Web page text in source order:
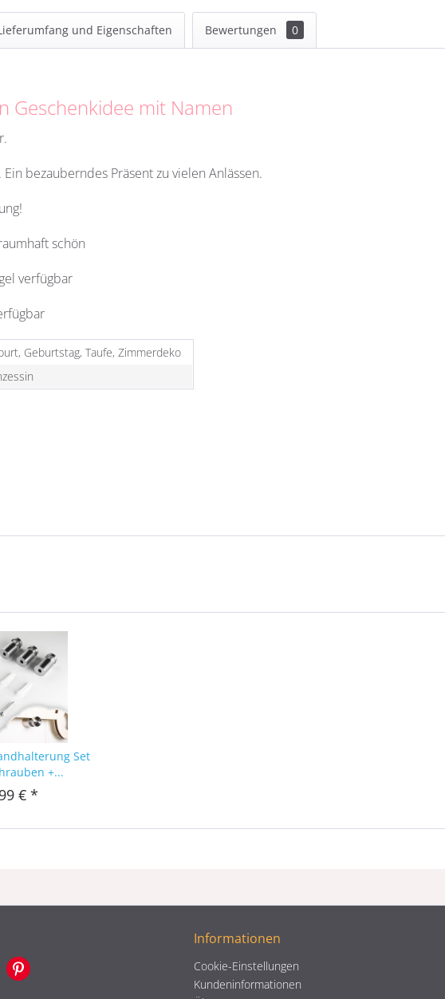
und Eigenschaften Bewertungen 0
Geschenkidee mit Namen
bezauberndes Präsent zu vielen Anlässen.
schön
verfügbar
Geburtstag, Taufe, Zimmerdeko
Set
+...
€ *
Informationen
Cookie-Einstellungen
Kundeninformationen